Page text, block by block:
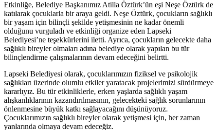
Etkinliğe, Belediye Başkanımız Atilla Öztürk’ün eşi Neşe Öztürk de
katılarak çocuklarla bir araya geldi. Neşe Öztürk, çocukların sağlıklı
bir yaşam için bilinçli şekilde yetişmesinin ne kadar önemli
olduğunu vurguladı ve etkinliği organize eden Lapseki
Belediyesi’ne teşekkürlerini iletti. Ayrıca, çocukların gelecekte daha
sağlıklı bireyler olmaları adına belediye olarak yapılan bu tür
bilinçlendirme çalışmalarının devam edeceğini belirtti.
Lapseki Belediyesi olarak, çocuklarımızın fiziksel ve psikolojik
sağlıkları üzerinde olumlu etkiler yaratacak projelerimizi sürdürmeye
kararlıyız. Bu tür etkinliklerle, erken yaşlarda sağlıklı yaşam
alışkanlıklarının kazandırılmasının, gelecekteki sağlık sorunlarının
önlenmesine büyük katkı sağlayacağını düşünüyoruz.
Çocuklarımızın sağlıklı bireyler olarak yetişmesi için, her zaman
yanlarında olmaya devam edeceğiz.